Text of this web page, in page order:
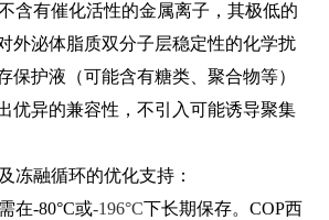
含有催化活性的金属离子，其极低的
外泌体脂质双分子层稳定性的化学扰
保护液（可能含有糖类、聚合物等）
优异的兼容性，不引入可能诱导聚集
冻融循环的优化支持：
在-80°C或-196°C下长期保存。COP西